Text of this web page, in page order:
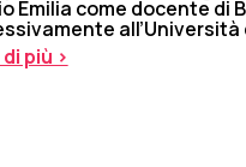
Emilia come docente di
più >